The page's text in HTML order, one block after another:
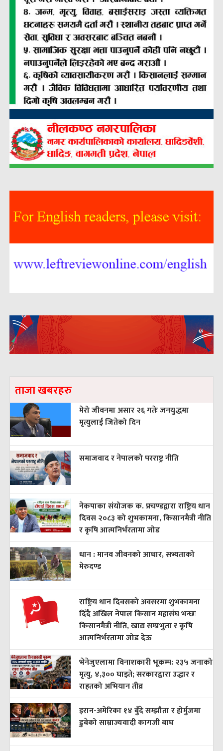
ताजा खबरहरु
मेरो जीवनमा असार २६ गतेः जनयुद्धमा
मृत्युलाई जितेको दिन
समाजवाद र नेपालको परराष्ट्र नीति
नेकपाका संयोजक क. प्रचण्डद्वारा राष्ट्रिय धान
दिवस २०८३ को शुभकामना, किसानमैत्री नीति
र कृषि आत्मनिर्भरतामा जोड
धान : मानव जीवनको आधार, सभ्यताको
मेरुदण्ड
राष्ट्रिय धान दिवसको अवसरमा शुभकामना
दिँदै अखिल नेपाल किसान महासंघ भन्छः
किसानमैत्री नीति, खाद्य सम्प्रभुता र कृषि
आत्मनिर्भरतामा जोड देऊ
भेनेजुएलामा विनाशकारी भूकम्प: २३५ जनाको
मृत्यु, ४,३०० घाइते; सरकारद्वारा उद्धार र
राहतको अभियान तीव्र
इरान-अमेरिका १४ बुँदे सम्झौता र होर्मुजमा
डुबेको साम्राज्यवादी कागजी बाघ